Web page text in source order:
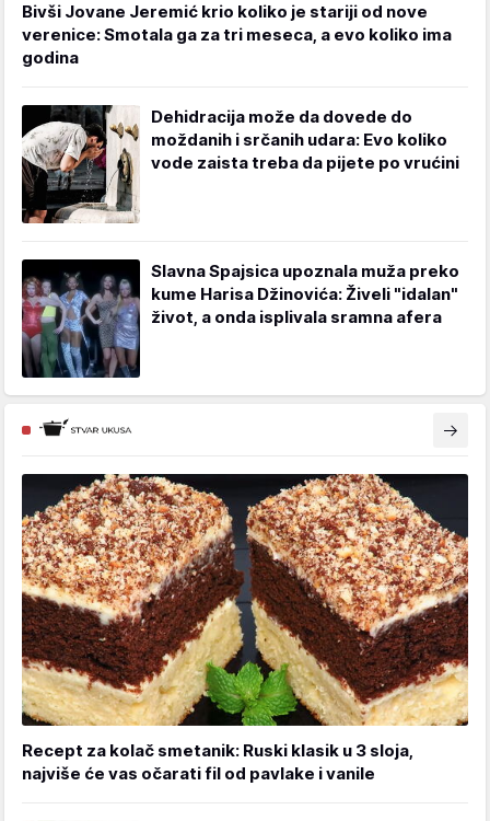
Bivši Jovane Jeremić krio koliko je stariji od nove
verenice: Smotala ga za tri meseca, a evo koliko ima
godina
Dehidracija može da dovede do
moždanih i srčanih udara: Evo koliko
vode zaista treba da pijete po vrućini
Slavna Spajsica upoznala muža preko
kume Harisa Džinovića: Živeli "idalan"
život, a onda isplivala sramna afera
Recept za kolač smetanik: Ruski klasik u 3 sloja,
najviše će vas očarati fil od pavlake i vanile